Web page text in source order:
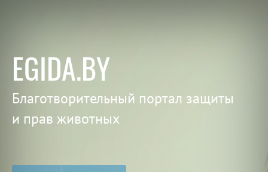
EGIDA.BY
Благотворительный портал защиты
и прав животных